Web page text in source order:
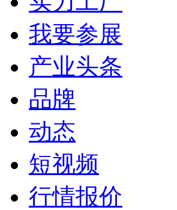
我要参展
产业头条
品牌
动态
短视频
行情报价